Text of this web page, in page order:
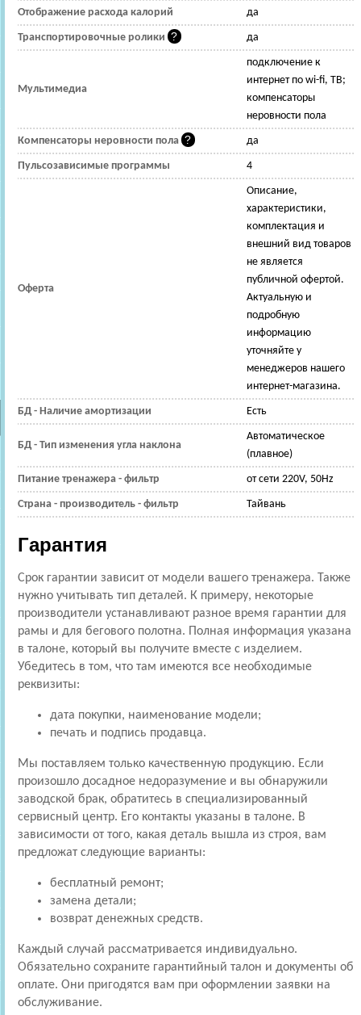
Отображение расхода калорий да
Транспортировочные ролики да
Мультимедиа
подключение к
интернет по wi-fi, ТВ;
компенсаторы
неровности пола
Компенсаторы неровности пола да
Пульсозависимые программы 4
Оферта
Описание,
характеристики,
комплектация и
внешний вид товаров
не является
публичной офертой.
Актуальную и
подробную
информацию
уточняйте у
менеджеров нашего
интернет-магазина.
БД - Наличие амортизации Есть
БД - Тип изменения угла наклона
Автоматическое
(плавное)
Питание тренажера - фильтр от сети 220V, 50Hz
Страна - производитель - фильтр Тайвань
Гарантия
Срок гарантии зависит от модели вашего тренажера. Также
нужно учитывать тип деталей. К примеру, некоторые
производители устанавливают разное время гарантии для
рамы и для бегового полотна. Полная информация указана
в талоне, который вы получите вместе с изделием.
Убедитесь в том, что там имеются все необходимые
реквизиты:
дата покупки, наименование модели;
печать и подпись продавца.
Мы поставляем только качественную продукцию. Если
произошло досадное недоразумение и вы обнаружили
заводской брак, обратитесь в специализированный
сервисный центр. Его контакты указаны в талоне. В
зависимости от того, какая деталь вышла из строя, вам
предложат следующие варианты:
бесплатный ремонт;
замена детали;
возврат денежных средств.
Каждый случай рассматривается индивидуально.
Обязательно сохраните гарантийный талон и документы об
оплате. Они пригодятся вам при оформлении заявки на
обслуживание.